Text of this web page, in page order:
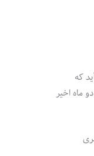
که
ماه اخیر